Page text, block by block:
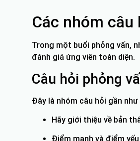
Các nhóm
Trong một buổi phỏng vấn,
đánh giá ứng viên toàn diện.
Câu hỏi phỏng
Đây là nhóm câu hỏi gần
Hãy giới thiệu về bản
Điểm mạnh và điểm